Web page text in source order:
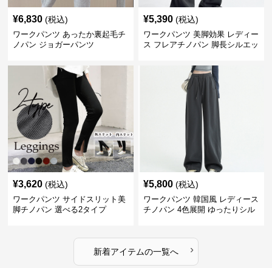
¥6,830 (税込)
ワークパンツ あったか裏起毛チ
ノパン ジョガーパンツ
¥5,390 (税込)
ワークパンツ 美脚効果 レディー
ス フレアチノパン 脚長シルエッ
¥3,620 (税込)
ワークパンツ サイドスリット美
脚チノパン 選べる2タイプ
¥5,800 (税込)
ワークパンツ 韓国風 レディース
チノパン 4色展開 ゆったりシル
新着アイテムの一覧へ ›